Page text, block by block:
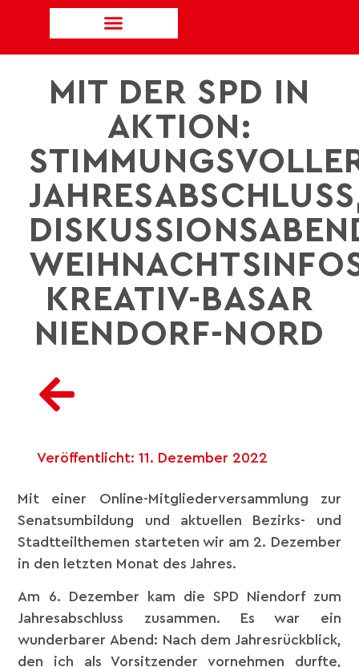
MIT DER SPD IN
AKTION:
KREATIV-BASAR
NIENDORF-NORD
Veröffentlicht: 11. Dezember 2022
Mit einer Online-Mitgliederversammlung zur
Senatsumbildung und aktuellen Bezirks- und
Stadtteilthemen starteten wir am 2. Dezember
in den letzten Monat des Jahres.
Am 6. Dezember kam die SPD Niendorf zum
Jahresabschluss zusammen. Es war ein
wunderbarer Abend: Nach dem Jahresrückblick,
den ich als Vorsitzender vornehmen durfte,